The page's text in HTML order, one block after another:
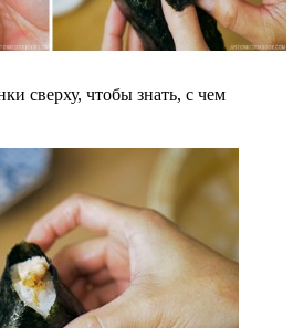
сверху, чтобы знать, с чем